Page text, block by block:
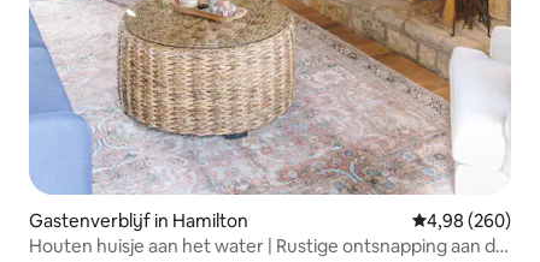
Gastenverblijf in Hamilton Gemiddelde
4,98 (260)
Houten huisje aan het water | Rustige ontsnapping aan de